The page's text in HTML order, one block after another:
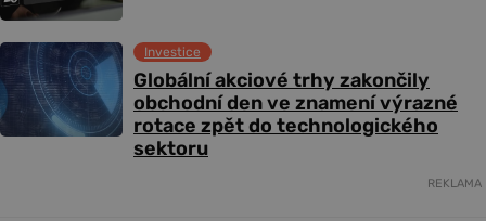
Globální akciové trhy zakončily
obchodní den ve znamení výrazné
rotace zpět do technologického
sektoru
Investice
REKLAMA